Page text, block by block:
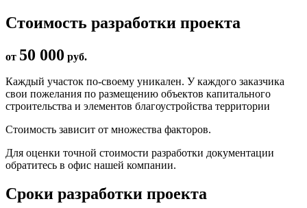
Стоимость разработки проекта
от 50 000 руб.
Каждый участок по-своему уникален. У каждого заказчика
свои пожелания по размещению объектов капитального
строительства и элементов благоустройства территории
Стоимость зависит от множества факторов.
Для оценки точной стоимости разработки документации
обратитесь в офис нашей компании.
Сроки разработки проекта